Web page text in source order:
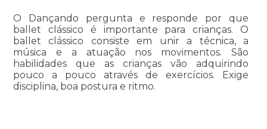
O Dançando pergunta e responde por que
ballet clássico é importante para crianças. O
ballet clássico consiste em unir a técnica, a
música e a atuação nos movimentos. São
habilidades que as crianças vão adquirindo
pouco a pouco através de exercícios. Exige
disciplina, boa postura e ritmo.